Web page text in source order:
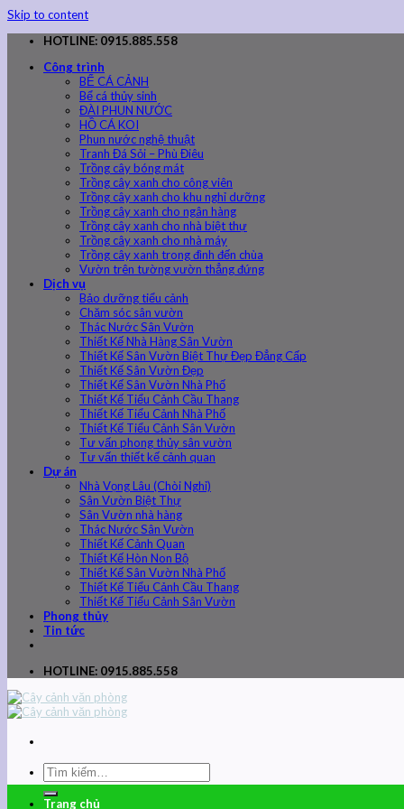
Skip to content
HOTLINE: 0915.885.558
Công trình
BỂ CÁ CẢNH
Bể cá thủy sinh
ĐÀI PHUN NƯỚC
HỒ CÁ KOI
Phun nước nghệ thuật
Tranh Đá Sỏi – Phù Điêu
Trồng cây bóng mát
Trồng cây xanh cho công viên
Trồng cây xanh cho khu nghỉ dưỡng
Trồng cây xanh cho ngân hàng
Trồng cây xanh cho nhà biệt thự
Trồng cây xanh cho nhà máy
Trồng cây xanh trong đình đến chùa
Vườn trên tường vườn thẳng đứng
Dịch vụ
Bảo dưỡng tiểu cảnh
Chăm sóc sân vườn
Thác Nước Sân Vườn
Thiết Kế Nhà Hàng Sân Vườn
Thiết Kế Sân Vườn Biệt Thự Đẹp Đẳng Cấp
Thiết Kế Sân Vườn Đẹp
Thiết Kế Sân Vườn Nhà Phố
Thiết Kế Tiểu Cảnh Cầu Thang
Thiết Kế Tiểu Cảnh Nhà Phố
Thiết Kế Tiểu Cảnh Sân Vườn
Tư vấn phong thủy sân vườn
Tư vấn thiết kế cảnh quan
Dự án
Nhà Vọng Lâu (Chòi Nghỉ)
Sân Vườn Biệt Thự
Sân Vườn nhà hàng
Thác Nước Sân Vườn
Thiết Kế Cảnh Quan
Thiết Kế Hòn Non Bộ
Thiết Kế Sân Vườn Nhà Phố
Thiết Kế Tiểu Cảnh Cầu Thang
Thiết Kế Tiểu Cảnh Sân Vườn
Phong thủy
Tin tức
HOTLINE: 0915.885.558
Trang chủ